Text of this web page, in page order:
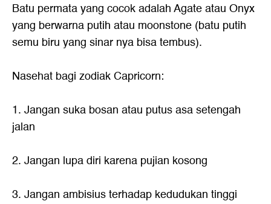
Batu permata yang cocok adalah Agate atau Onyx
yang berwarna putih atau moonstone (batu putih
semu biru yang sinar nya bisa tembus).
Nasehat bagi zodiak Capricorn:
1. Jangan suka bosan atau putus asa setengah
jalan
2. Jangan lupa diri karena pujian kosong
3. Jangan ambisius terhadap kedudukan tinggi